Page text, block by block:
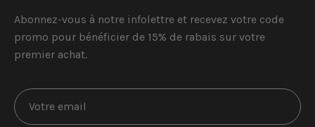
Abonnez-vous à notre infolettre et recevez votre code
promo pour bénéficier de 15% de rabais sur votre
premier achat.